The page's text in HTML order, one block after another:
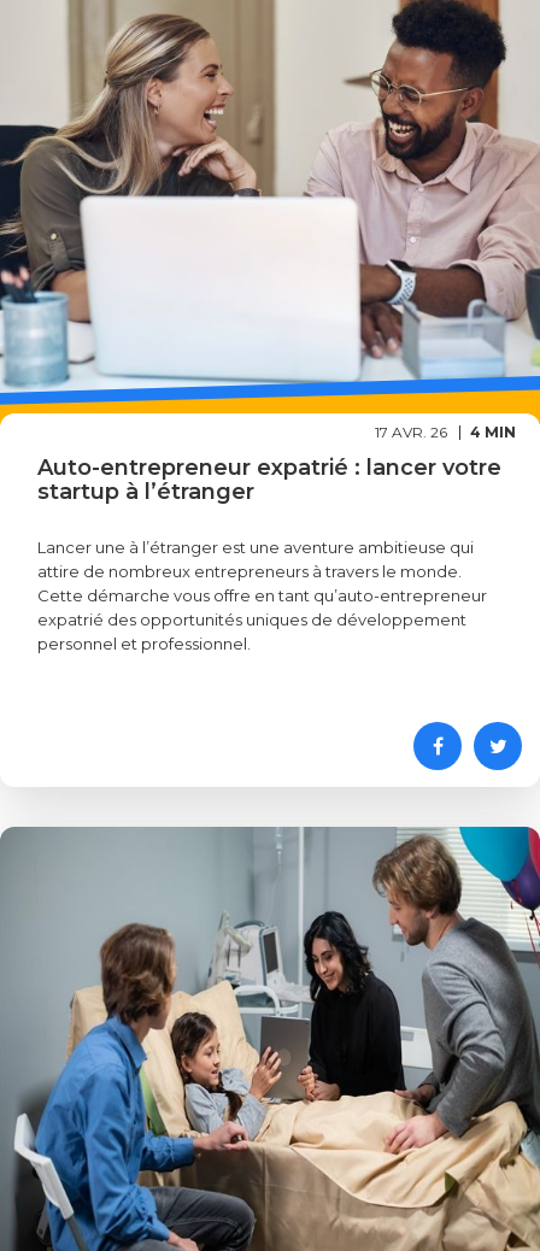
17 AVR. 26 4 MIN
Auto-entrepreneur expatrié : lancer votre
startup à l’étranger
Lancer une à l’étranger est une aventure ambitieuse qui
attire de nombreux entrepreneurs à travers le monde.
Cette démarche vous offre en tant qu’auto-entrepreneur
expatrié des opportunités uniques de développement
personnel et professionnel.